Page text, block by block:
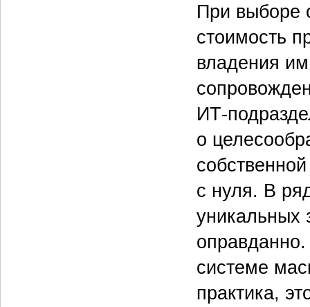
При выборе
стоимость
владения
ИТ-
о
с нуля. В
уникальных
системе
практика,